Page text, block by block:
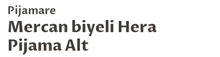
Pijamare
Mercan biyeli Hera
Pijama Alt